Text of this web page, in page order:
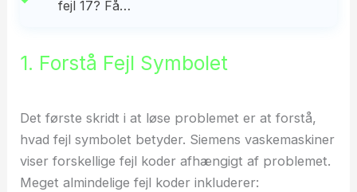
fejl 17? Få…
1. Forstå Fejl Symbolet
Det første skridt i at løse problemet er at forstå,
hvad fejl symbolet betyder. Siemens vaskemaskiner
viser forskellige fejl koder afhængigt af problemet.
Meget almindelige fejl koder inkluderer: